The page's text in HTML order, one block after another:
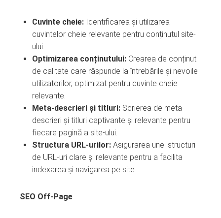
Cuvinte cheie: Identificarea și utilizarea
cuvintelor cheie relevante pentru conținutul site-
ului.
Optimizarea conținutului: Crearea de conținut
de calitate care răspunde la întrebările și nevoile
utilizatorilor, optimizat pentru cuvinte cheie
relevante.
Meta-descrieri și titluri: Scrierea de meta-
descrieri și titluri captivante și relevante pentru
fiecare pagină a site-ului.
Structura URL-urilor: Asigurarea unei structuri
de URL-uri clare și relevante pentru a facilita
indexarea și navigarea pe site.
SEO Off-Page